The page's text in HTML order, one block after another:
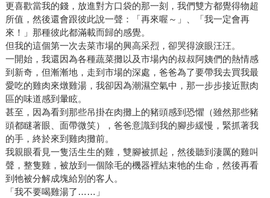
更喜歡當我的錢，放進對方口袋的那一刻，我們雙方都覺得物超
所值，然後還會跟彼此說一聲：「再來喔～」、「我一定會再
來！」那種彼此都滿載而歸的感覺。
但我的這個第一次去菜市場的興高采烈，卻哭得淚眼汪汪。
一開始，我還因為各種蔬菜攤以及市場內的叔叔阿姨們的熱情感
到新奇，但漸漸地，走到市場的深處，爸爸為了要帶我去買我最
愛吃的雞肉來燉雞湯，我卻因為潮濕空氣中，那一步步接近獸肉
區的味道感到暈眩。
甚至，因為看到那些吊掛在肉攤上的豬頭感到恐懼（雖然那些豬
頭都瞇著眼、面帶微笑），爸爸意識到我的腳步緩慢，緊抓著我
的手，終於來到雞肉攤前。
我親眼看見一隻活生生的雞，雙腳被抓起，然後聽到淒厲的雞叫
聲，整隻雞，被放到一個除毛的機器裡結束牠的生命，然後再看
到牠被分解成塊給別的客人。
「我不要喝雞湯了……」